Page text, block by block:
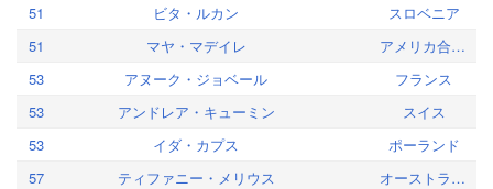
51
ビタ・ルカン
スロベニア
51
マヤ・マデイレ
アメリカ合衆国
53
アヌーク・ジョベール
フランス
53
アンドレア・キューミン
スイス
53
イダ・カプス
ポーランド
57
ティファニー・メリウス
オーストラリア